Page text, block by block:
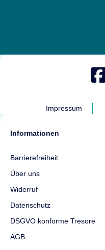
Impressum
Informationen
Barrierefreiheit
Über uns
Widerruf
Datenschutz
DSGVO konforme Tresore
AGB